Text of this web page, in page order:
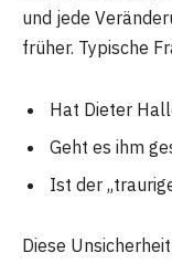
und jede
früher. Typische
Hat Dieter
Geht es ihm
Ist der
Diese